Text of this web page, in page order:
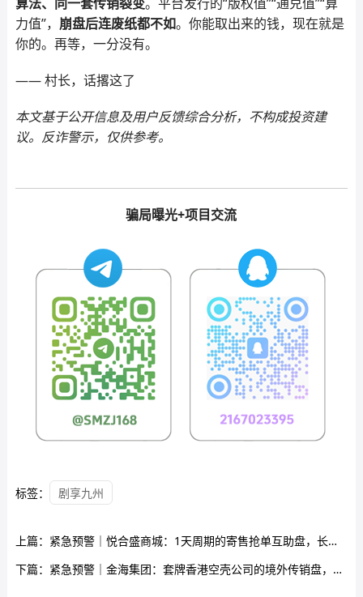
力值”， 崩盘后连废纸都不如。你能取出来的钱，现在就是
你的。再等，一分没有。
—— 村长，话撂这了
本文基于公开信息及用户反馈综合分析，不构成投资建
议。反诈警示，仅供参考。
骗局曝光+项目交流
标签： 剧享九州
上篇： 紧急预警｜悦合盛商城：1天周期的寄售抢单互助盘，长城易趣同款模式正在崩盘倒计时
下篇： 紧急预警｜金海集团：套牌香港空壳公司的境外传销盘，日息0.38%的庞氏骗局正在崩盘倒计时